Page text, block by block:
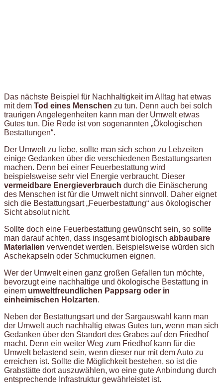
Das nächste Beispiel für Nachhaltigkeit im Alltag hat etwas
mit dem Tod eines Menschen zu tun. Denn auch bei solch
traurigen Angelegenheiten kann man der Umwelt etwas
Gutes tun. Die Rede ist von sogenannten „Ökologischen
Bestattungen“.
Der Umwelt zu liebe, sollte man sich schon zu Lebzeiten
einige Gedanken über die verschiedenen Bestattungsarten
machen. Denn bei einer Feuerbestattung wird
beispielsweise sehr viel Energie verbraucht. Dieser
vermeidbare Energieverbrauch durch die Einäscherung
des Menschen ist für die Umwelt nicht sinnvoll. Daher eignet
sich die Bestattungsart „Feuerbestattung“ aus ökologischer
Sicht absolut nicht.
Sollte doch eine Feuerbestattung gewünscht sein, so sollte
man darauf achten, dass insgesamt biologisch abbaubare
Materialien verwendet werden. Beispielsweise würden sich
Aschekapseln oder Schmuckurnen eignen.
Wer der Umwelt einen ganz großen Gefallen tun möchte,
bevorzugt eine nachhaltige und ökologische Bestattung in
einem umweltfreundlichen Pappsarg oder in
einheimischen Holzarten.
Neben der Bestattungsart und der Sargauswahl kann man
der Umwelt auch nachhaltig etwas Gutes tun, wenn man sich
Gedanken über den Standort des Grabes auf den Friedhof
macht. Denn ein weiter Weg zum Friedhof kann für die
Umwelt belastend sein, wenn dieser nur mit dem Auto zu
erreichen ist. Sollte die Möglichkeit bestehen, so ist die
Grabstätte dort auszuwählen, wo eine gute Anbindung durch
entsprechende Infrastruktur gewährleistet ist.